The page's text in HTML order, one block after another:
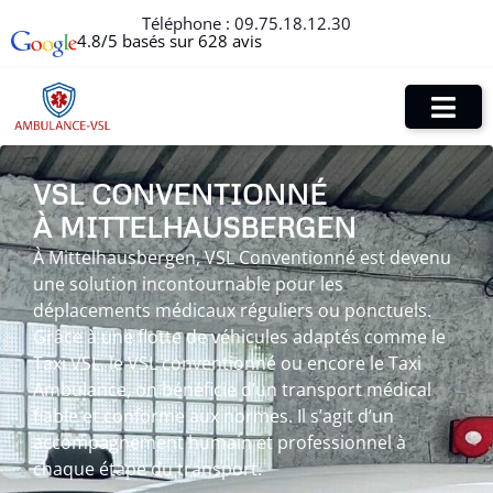
Téléphone : 09.75.18.12.30
4.8/5 basés sur 628 avis
VSL CONVENTIONNÉ
À MITTELHAUSBERGEN
À Mittelhausbergen, VSL Conventionné est devenu
une solution incontournable pour les
déplacements médicaux réguliers ou ponctuels.
Grâce à une flotte de véhicules adaptés comme le
Taxi VSL, le VSL conventionné ou encore le Taxi
Ambulance, on bénéficie d’un transport médical
fiable et conforme aux normes. Il s’agit d’un
accompagnement humain et professionnel à
chaque étape du transport.